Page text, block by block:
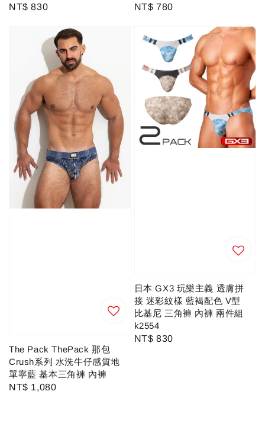
Regular
NT$ 830
Regular
NT$ 780
The Pack ThePack 那包
Crush系列 水洗牛仔感質地
單寧藍 基本三角褲 內褲
Regular
NT$ 1,080
日本 GX3 玩樂主義 透膚拼
接 迷彩紋樣 藍褐配色 V型
比基尼 三角褲 內褲 兩件組
k2554
Regular
NT$ 830